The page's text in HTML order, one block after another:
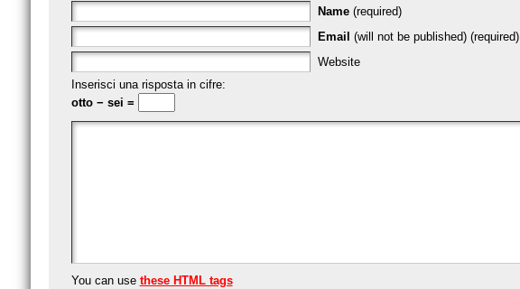
Name (required)
Email (will not be published) (required)
Website
Inserisci una risposta in cifre:
otto − sei =
You can use these HTML tags